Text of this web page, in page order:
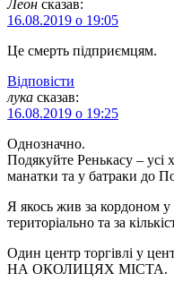
Леон сказав:
16.08.2019 о 19:05
Це смерть підприємцям.
Відповіcти
лука сказав:
16.08.2019 о 19:25
Однозначно.
Подякуйте Ренькасу – усі
манатки та у батраки до
Я якось жив за кордоном у
територіально та за
Один центр торгівлі у
НА ОКОЛИЦЯХ МІСТА.